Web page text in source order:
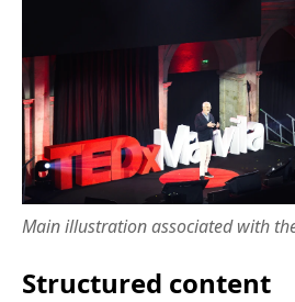
Main illustration associated with
Structured content